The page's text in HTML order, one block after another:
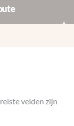
velden zijn